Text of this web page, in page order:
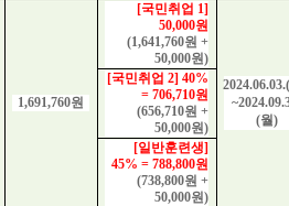
1,691,760원
[국민취업 1]
50,000원
(1,641,760원 +
50,000원)
2024.06.03.(
(월)
[국민취업 2] 40%
= 706,710원
(656,710원 +
50,000원)
[일반훈련생]
45% = 788,800원
(738,800원 +
50,000원)